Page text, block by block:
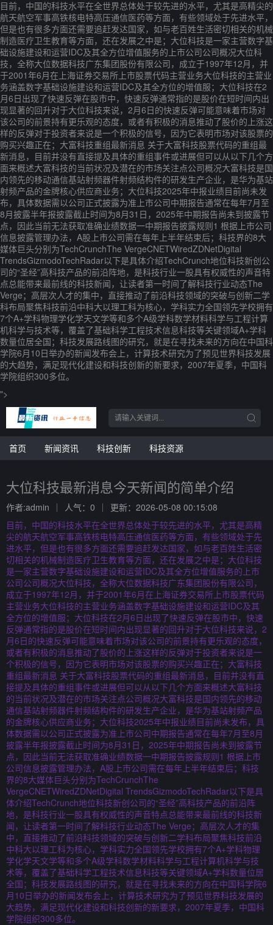
目前，中国的科技水平在全世界总体处于较先进的水平，尤其是高精尖的
航天航空军事高铁核电特高压通信医药等方面，有些领域处于先进水平，
但是也有很多方面还需要追赶发达国家，如与老百姓生活密切相关的机械
制造医疗卫生教育等方面，还在发展之中是；大位科技是一家主营数字基
础设施建设和运营IDC及其全方位增值服务的上市公司公司概况大位科
技，全称大位数据科技广东集团股份有限公司，成立于1997年12月，并
于2001年6月在上海证券交易所上市股票代码主营业务大位科技的主营业
务涵盖数字基础设施建设和运营IDC及其全方位的增值服；大位科技在2
月6日出现了快速反弹在股市中，快速反弹通常指的是股价在短时间内出
现显著的回升对于大位科技来说，2月6日的快速反弹可能意味着市场对
该公司的前景持有更乐观的态度，或者有积极的消息推动了股价的上涨这
样的反弹对于投资者来说是一个积极的信号，因为它表明市场对该股票的
购买兴趣正在；大富科技重组最新消息 关于大富科技股票代码的重组最
新消息，目前并没有直接提及具体的重组事件或进展但可以从以下几个方
面来概述大富科技的当前状况及潜在的市场关注点公司概况大富科技是国
内领先的移动通信基站射频器件射频结构件的研发生产企业，是华为基站
射频产品的金牌核心供应商业务；大位科技2025年中报业绩目前尚未发
布，具体数据需以公司正式披露为准上市公司中期报告通常在每年7月至
8月披露半年报披露截止时间为8月31日，2025年中期报告尚未到披露节
点，因此当前无法获取准确业绩数据一中期报告披露规则1 根据上市公司
信息披露管理办法，A股上市公司需在每年上半年结束后；科技界的8大
媒体巨头分别为TechCrunchThe VergeCNETWiredZDNetDigital
TrendsGizmodoTechRadar以下是具体介绍TechCrunch地位科技新创公
司的“圣经”高科技产品的前沿阵地，是科技行业一股具有权威性的声音特
点总能带来最前线的科技新闻，让读者第一时间了解科技行业动态The
Verge；高层次人才的集中，直接推动了前沿科技领域的突破与创新二学
科布局聚焦科技前沿中科大以理工科为核心，学科实力全国领先学校拥有
7个A+学科物理学化学天文学等和多个A级学科数学材料科学与工程计算
机科学与技术等，覆盖了基础科学工程技术信息科技等关键领域A+学科
数量位居全国；科技发展路线图的研究，就是在寻找未来的方向在中国科
学院6月10日举办的新闻发布会上，计算技术研究为了预见世界科技发展
的大趋势，满足现代化建设和科技创新的新要求，2007年夏季，中国科
学院组织300多位。
">
首页 新闻资讯 科技创新 科技资源
大位科技最新消息今天新闻的简单介绍
作者:admin 人气：0
更新：2026-05-08 00:15:08
目前，中国的科技水平在全世界总体处于较先进的水平，尤其是高精
尖的航天航空军事高铁核电特高压通信医药等方面，有些领域处于先
进水平，但是也有很多方面还需要追赶发达国家，如与老百姓生活密
切相关的机械制造医疗卫生教育等方面，还在发展之中是；大位科技
是一家主营数字基础设施建设和运营IDC及其全方位增值服务的上市
公司公司概况大位科技，全称大位数据科技广东集团股份有限公司，
成立于1997年12月，并于2001年6月在上海证券交易所上市股票代码
主营业务大位科技的主营业务涵盖数字基础设施建设和运营IDC及其
全方位的增值服；大位科技在2月6日出现了快速反弹在股市中，快速
反弹通常指的是股价在短时间内出现显著的回升对于大位科技来说，2
月6日的快速反弹可能意味着市场对该公司的前景持有更乐观的态度，
或者有积极的消息推动了股价的上涨这样的反弹对于投资者来说是一
个积极的信号，因为它表明市场对该股票的购买兴趣正在；大富科技
重组最新消息 关于大富科技股票代码的重组最新消息，目前并没有直
接提及具体的重组事件或进展但可以从以下几个方面来概述大富科技
的当前状况及潜在的市场关注点公司概况大富科技是国内领先的移动
通信基站射频器件射频结构件的研发生产企业，是华为基站射频产品
的金牌核心供应商业务；大位科技2025年中报业绩目前尚未发布，具
体数据需以公司正式披露为准上市公司中期报告通常在每年7月至8月
披露半年报披露截止时间为8月31日，2025年中期报告尚未到披露节
点，因此当前无法获取准确业绩数据一中期报告披露规则1 根据上市
公司信息披露管理办法，A股上市公司需在每年上半年结束后；科技
界的8大媒体巨头分别为TechCrunchThe
VergeCNETWiredZDNetDigital TrendsGizmodoTechRadar以下是具
体介绍TechCrunch地位科技新创公司的“圣经”高科技产品的前沿阵
地，是科技行业一股具有权威性的声音特点总能带来最前线的科技新
闻，让读者第一时间了解科技行业动态The Verge；高层次人才的集
中，直接推动了前沿科技领域的突破与创新二学科布局聚焦科技前沿
中科大以理工科为核心，学科实力全国领先学校拥有7个A+学科物理
学化学天文学等和多个A级学科数学材料科学与工程计算机科学与技
术等，覆盖了基础科学工程技术信息科技等关键领域A+学科数量位居
全国；科技发展路线图的研究，就是在寻找未来的方向在中国科学院6
月10日举办的新闻发布会上，计算技术研究为了预见世界科技发展的
大趋势，满足现代化建设和科技创新的新要求，2007年夏季，中国科
学院组织300多位。